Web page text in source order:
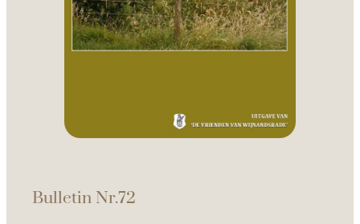
Bulletin Nr.72